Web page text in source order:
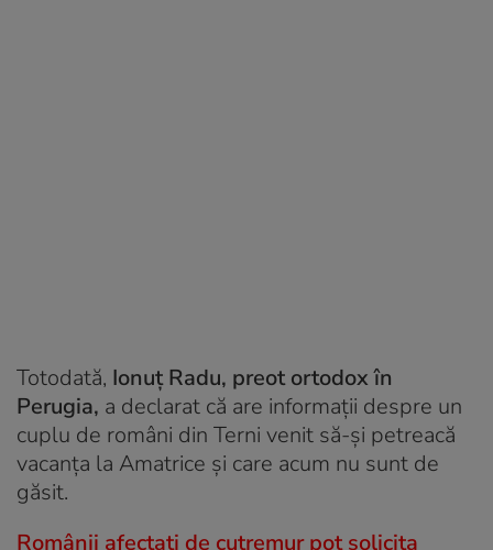
Totodată, Ionuţ Radu, preot ortodox în
Perugia, a declarat că are informații despre un
cuplu de români din Terni venit să-şi petreacă
vacanţa la Amatrice și care acum nu sunt de
găsit.
Românii afectaţi de cutremur pot solicita